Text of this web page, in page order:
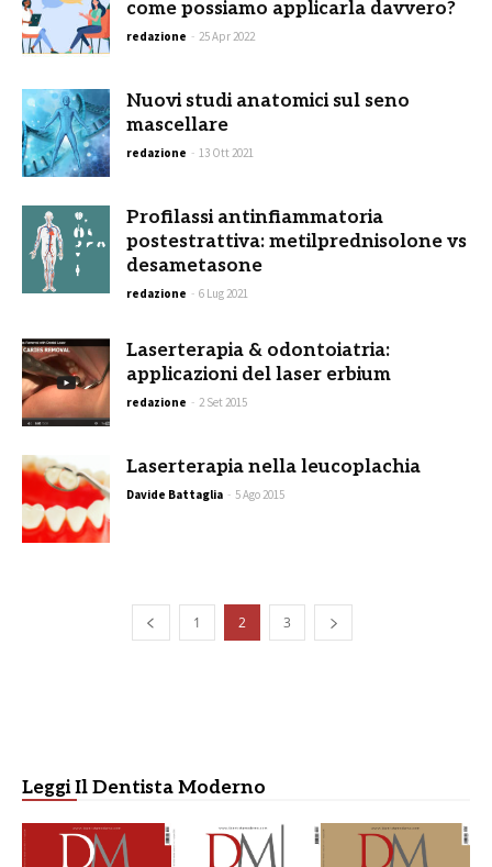
come possiamo applicarla davvero?
redazione - 25 Apr 2022
Nuovi studi anatomici sul seno
mascellare
redazione - 13 Ott 2021
Profilassi antinfiammatoria
postestrattiva: metilprednisolone vs
desametasone
redazione - 6 Lug 2021
Laserterapia & odontoiatria:
applicazioni del laser erbium
redazione - 2 Set 2015
Laserterapia nella leucoplachia
Davide Battaglia - 5 Ago 2015
1 2 3
Leggi Il Dentista Moderno